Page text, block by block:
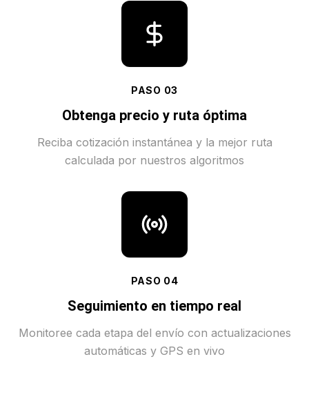
PASO 03
Obtenga precio y ruta óptima
Reciba cotización instantánea y la mejor ruta
calculada por nuestros algoritmos
PASO 04
Seguimiento en tiempo real
Monitoree cada etapa del envío con actualizaciones
automáticas y GPS en vivo